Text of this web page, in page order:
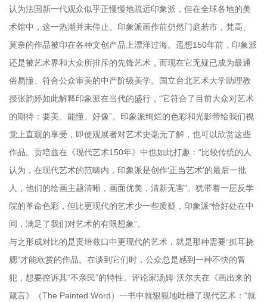
认为法国新一代观众似乎正慢慢地疏远印象派，但在全球各地的美
术馆中，这一热潮并未停止。印象派画作前仍然门庭若市，梵高、
莫奈的作品被印在各种文创产品上漂洋过海。遥想150年前，印象派
还是被艺术界和大众所排斥的先锋艺术，而现在它无疑已成为最通
俗易懂、符合公众审美的中产阶级美学。国立台北艺术大学助理教
授张韵婷如此解释印象派在当代的盛行，“它符合了目前大众对艺术
的期待：要美、能懂、好像”。印象派绚烂的色彩和光影带给我们视
觉上直观的享受，即使观展者对艺术史毫无了解，也可以欣赏这些
作品。贡培兹在《现代艺术150年》中也如此打趣：“比较传统的人
认为，在现代艺术的范畴内，印象派是创作‘正当艺术’的最后一批
人，他们的绘画主题清晰，画面优美，清新无害”。犹带着一层反学
院的革命色彩，但比更现代的艺术少一些质疑，印象派“恰好处在中
间，满足了我们对艺术的有限想象”。
与之形成对比的是贡培兹口中更现代的艺术，就是那种需要“抓耳挠
腮”才能欣赏的作品。在谈到它们时，公众总是感到一种不快的冒
犯，想要控诉其“不亲民”的特性。评论家汤姆·沃尔夫在《画出来的
箴言》（The Painted Word）一书中就狠狠地吐槽了现代艺术：“就